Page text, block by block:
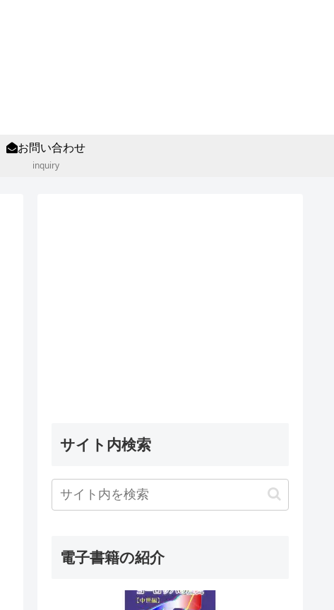
お問い合わせ
inquiry
サイト内検索
電子書籍の紹介